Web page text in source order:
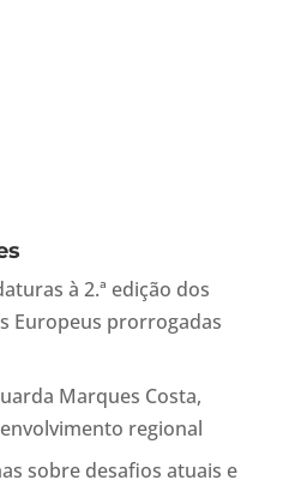
à 2.ª edição dos
Europeus prorrogadas
Marques Costa,
regional
sobre desafios atuais e